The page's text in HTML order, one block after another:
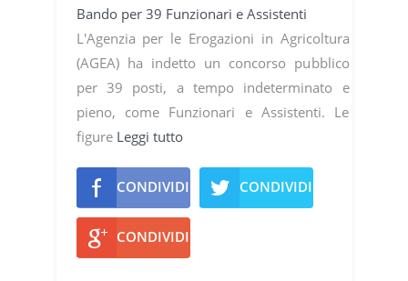
Bando per 39 Funzionari e Assistenti
L'Agenzia per le Erogazioni in Agricoltura
(AGEA) ha indetto un concorso pubblico
per 39 posti, a tempo indeterminato e
pieno, come Funzionari e Assistenti. Le
figure Leggi tutto
CONDIVIDI CONDIVIDI
CONDIVIDI